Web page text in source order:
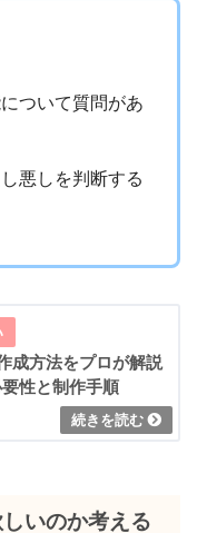
ついて質問があ
悪しを判断する
成方法をプロが解説
要性と制作手順
いのか考える